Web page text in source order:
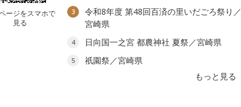
ージをスマホで
見る
3
令和8年度 第48回百済の里いだごろ祭り／
宮崎県
4 日向国一之宮 都農神社 夏祭／宮崎県
5
祇園祭／宮崎県
もっと見る